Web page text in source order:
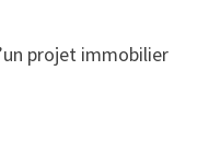
projet immobilier